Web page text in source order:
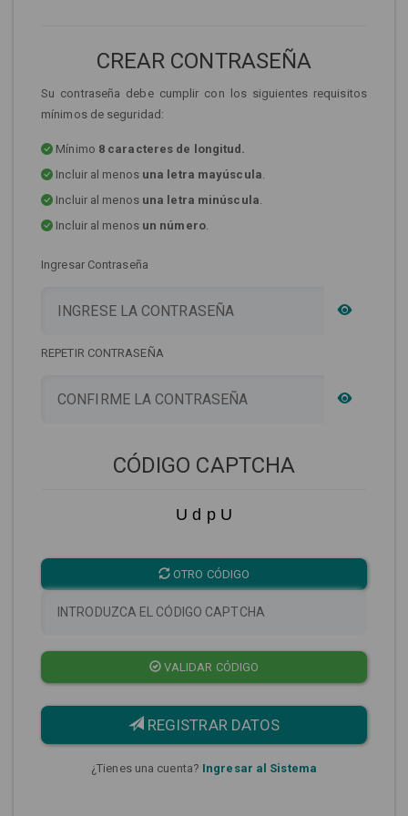
CREAR CONTRASEÑA
Su contraseña debe cumplir con los siguientes requisitos
mínimos de seguridad:
Mínimo 8 caracteres de longitud.
Incluir al menos una letra mayúscula.
Incluir al menos una letra minúscula.
Incluir al menos un número.
Ingresar Contraseña
REPETIR CONTRASEÑA
CÓDIGO CAPTCHA
U d p U
OTRO CÓDIGO
VALIDAR CÓDIGO
REGISTRAR DATOS
¿Tienes una cuenta? Ingresar al Sistema